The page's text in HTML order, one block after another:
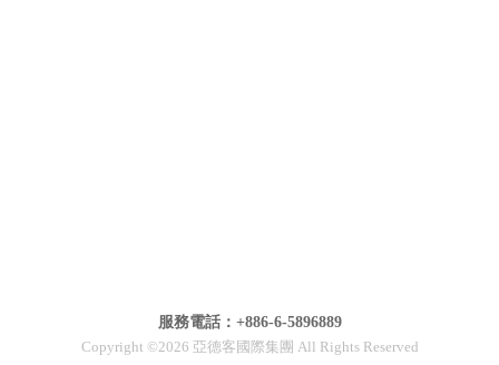
服務電話：+886-6-5896889
Copyright ©2026 亞德客國際集團 All Rights Reserved